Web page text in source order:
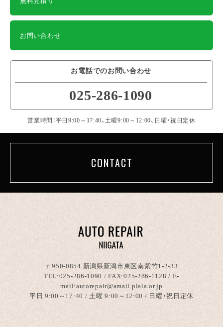
お問い合わせ
お電話でのお問い合わせ
025-286-1090
営業時間：平日9:00～17:40、土曜9:00～12:00、日曜・祝日定休
CONTACT
〒950-0854 新潟県新潟市東区南紫竹1-2-33
TEL:025-286-1090 / FAX:025-286-1128 / E-
mail:autorepair@amail.plala.or.jp
平日 9:00～17:40 / 土曜 9:00～12:00 / 日曜・祝日定休